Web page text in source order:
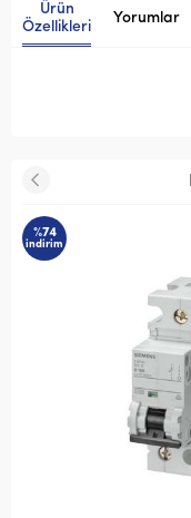
Ürün
Özellikleri
Yorumlar
%74
indirim